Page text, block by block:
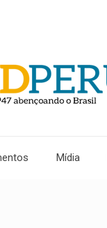
Mídia